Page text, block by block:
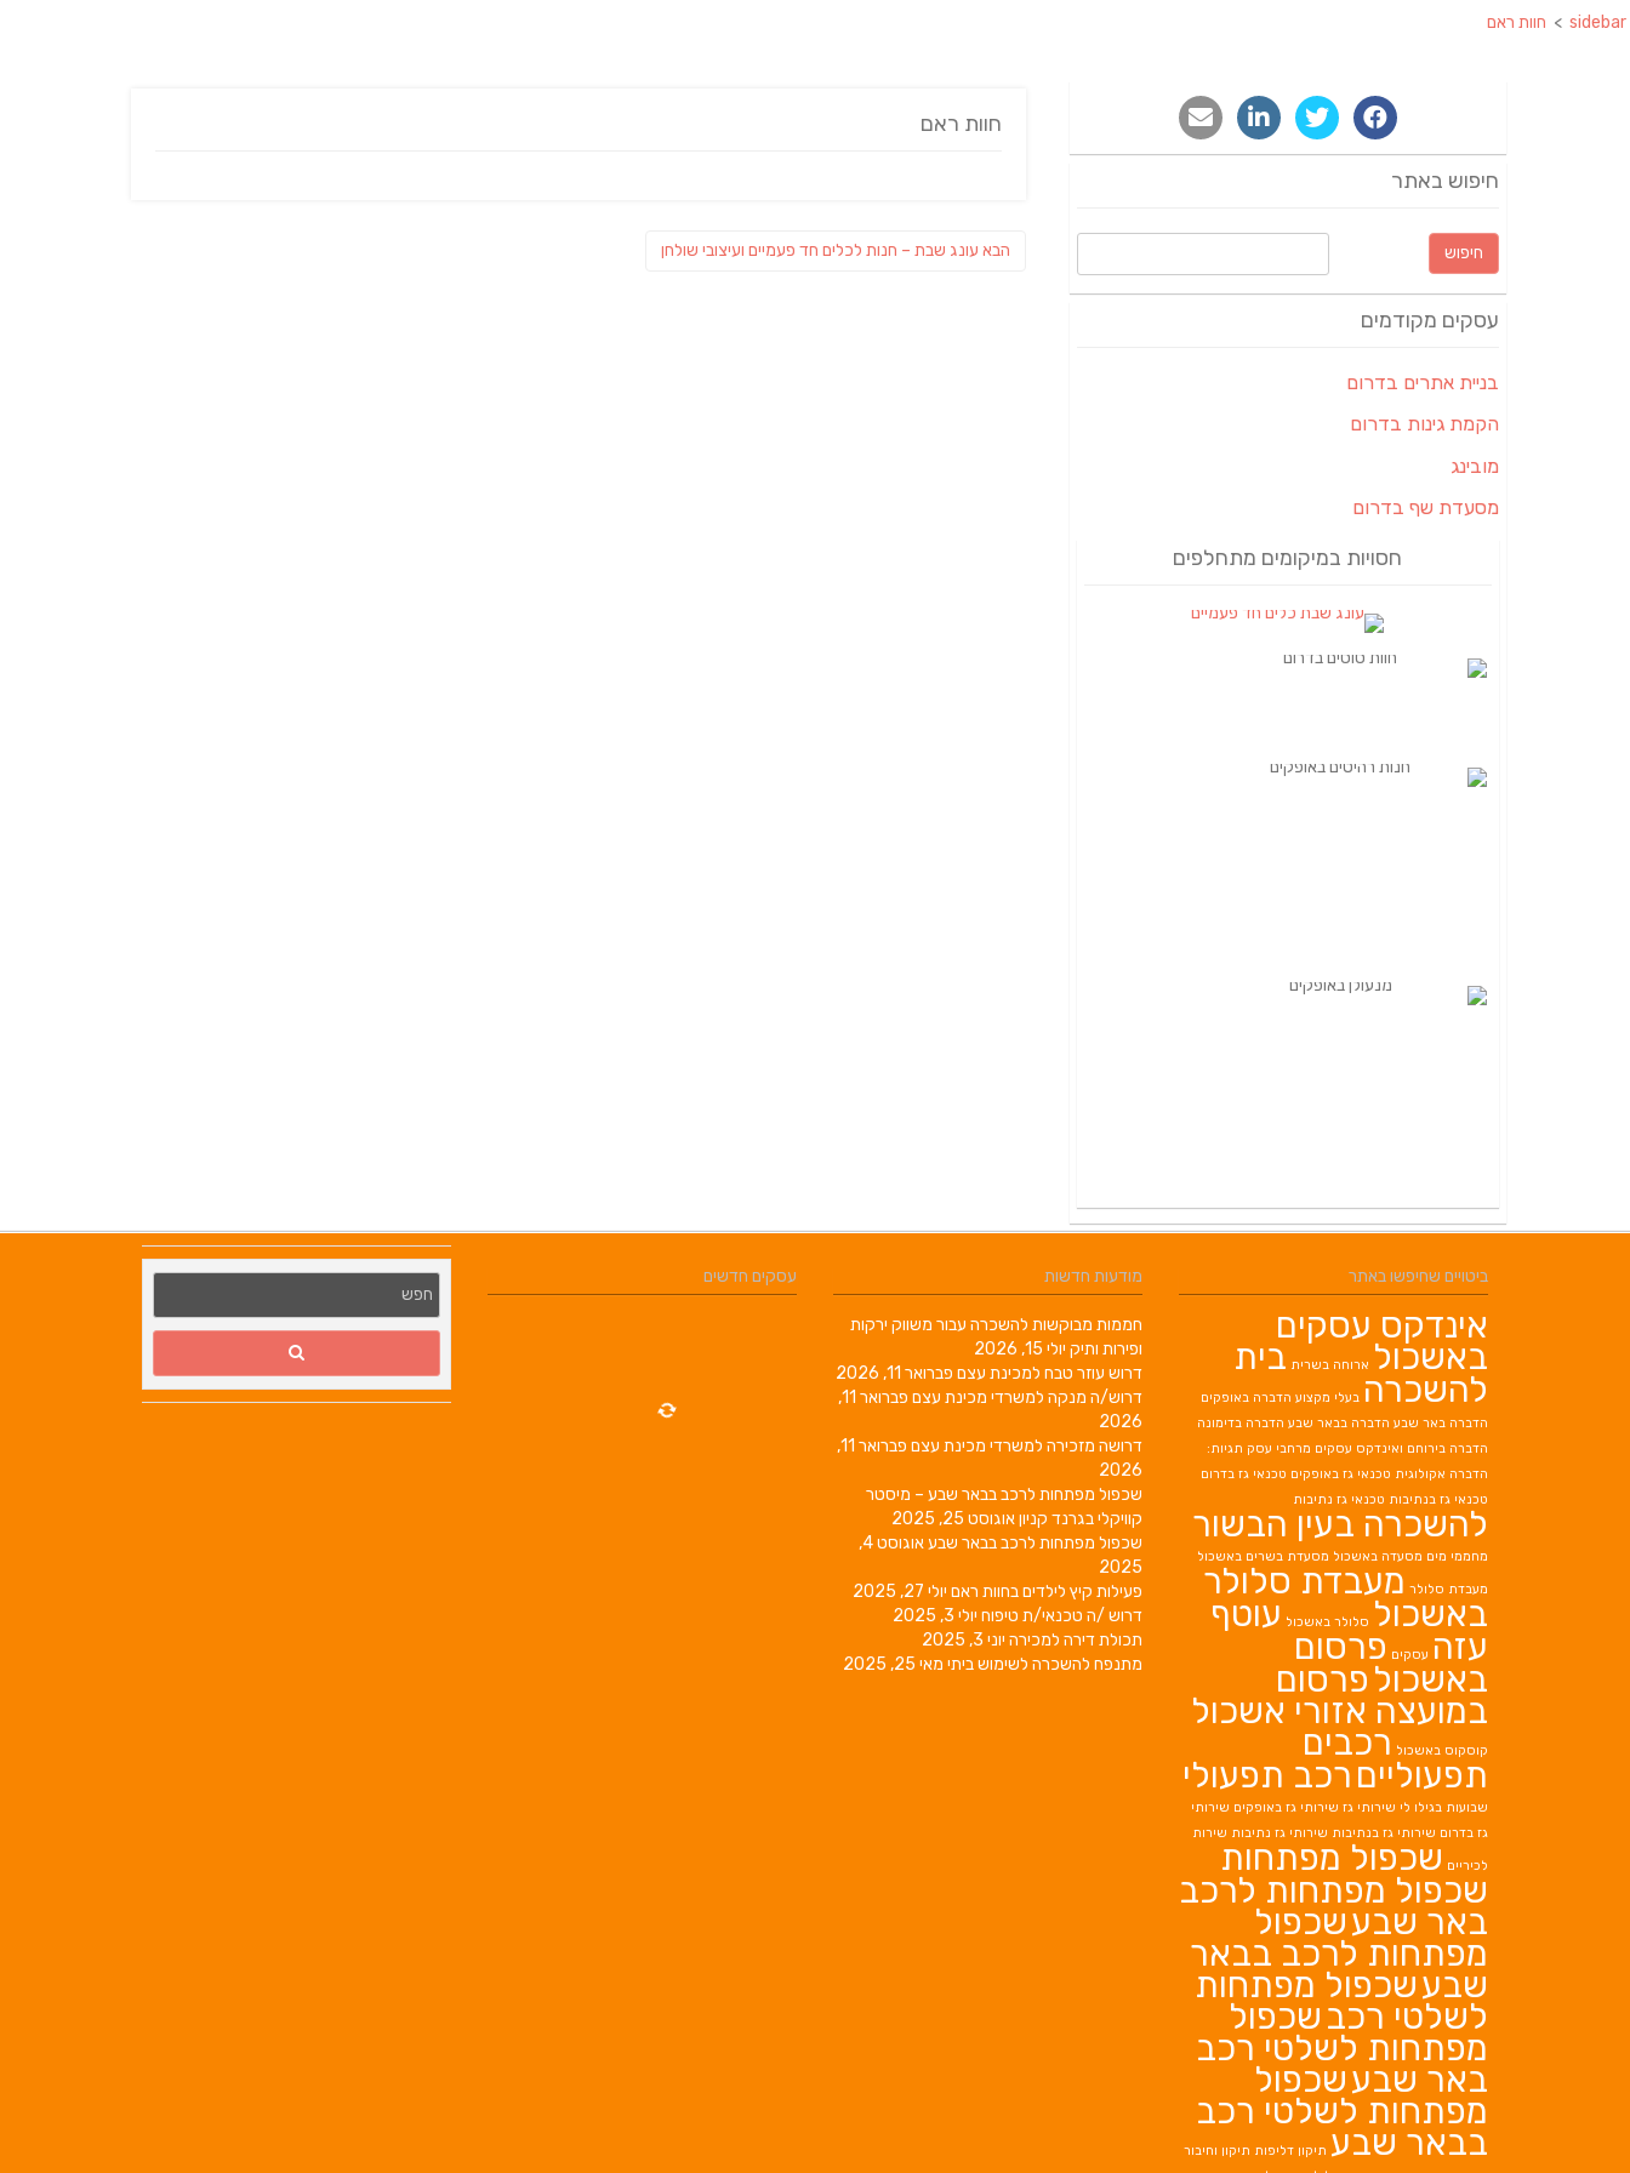
sidebar
> חוות ראם
חוות ראם
הבא פוסט
עונג שבת – חנות לכלים חד פעמיים ועיצובי שולחן
חיפוש באתר
חיפוש:
עסקים מקודמים
בניית אתרים בדרום
הקמת גינות בדרום
מובינג
מסעדת שף בדרום
חסויות במיקומים מתחלפים
עסקים חדשים מודעות חדשות
חממות מבוקשות להשכרה עבור משווק ירקות
ופירות ותיק יולי 15, 2026
דרוש עוזר טבח למכינת עצם פברואר 11, 2026
דרוש/ה מנקה למשרדי מכינת עצם
פברואר 11,
2026
דרושה מזכירה למשרדי מכינת עצם
פברואר 11,
2026
שכפול מפתחות לרכב בבאר שבע – מיסטר
קוויקלי בגרנד קניוןאוגוסט 25, 2025
שכפול מפתחות לרכב בבאר שבע
אוגוסט 4,
2025
פעילות קיץ לילדים בחוות ראם יולי 27, 2025
דרוש /ה טכנאי/ת טיפוח יולי 3, 2025
תכולת דירה למכירה יוני 3, 2025
מתנפח להשכרה לשימוש ביתי מאי 25, 2025
ביטויים שחיפשו באתר
אינדקס עסקים
באשכול ארוחה בשרית בית
להשכרה בעלי מקצוע הדברה באופקים
הדברה באר שבע הדברה בבאר שבע הדברה בדימונה
הדברה בירוחם ואינדקס עסקים מרחבי עסק תגיות:
הדברה אקולוגית טכנאי גז באופקים טכנאי גז בדרום
טכנאי גז בנתיבות טכנאי גז נתיבות
להשכרה בעין הבשור
מחממי מים מסעדה באשכול מסעדת בשרים באשכול
מעבדת סלולר מעבדת סלולר
באשכול סלולר באשכול עוטף
עזה עסקים פרסום
באשכול פרסום
במועצה אזורי אשכול
קוסקוס באשכול רכבים
תפעוליים רכב תפעולי
שבועות בגילו לי שירותי גז שירותי גז באופקים שירותי
גז בדרום שירותי גז בנתיבות שירותי גז נתיבות שירות
לכיריים שכפול מפתחות
שכפול מפתחות לרכב
באר שבעשכפול
מפתחות לרכב בבאר
שבעשכפול מפתחות
לשלטי רכב שכפול
מפתחות לשלטי רכב
באר שבעשכפול
מפתחות לשלטי רכב
בבאר שבע תיקון דליפות תיקון וחיבור